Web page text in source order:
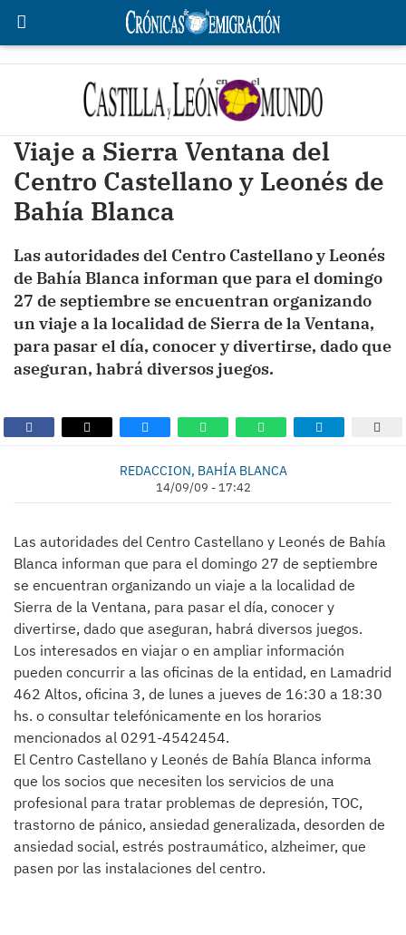
Viaje a Sierra Ventana del
Centro Castellano y Leonés de
Bahía Blanca
Las autoridades del Centro Castellano y Leonés
de Bahía Blanca informan que para el domingo
27 de septiembre se encuentran organizando
un viaje a la localidad de Sierra de la Ventana,
para pasar el día, conocer y divertirse, dado que
aseguran, habrá diversos juegos.
REDACCION, BAHÍA BLANCA
14/09/09 - 17:42
Las autoridades del Centro Castellano y Leonés de Bahía
Blanca informan que para el domingo 27 de septiembre
se encuentran organizando un viaje a la localidad de
Sierra de la Ventana, para pasar el día, conocer y
divertirse, dado que aseguran, habrá diversos juegos.
Los interesados en viajar o en ampliar información
pueden concurrir a las oficinas de la entidad, en Lamadrid
462 Altos, oficina 3, de lunes a jueves de 16:30 a 18:30
hs. o consultar telefónicamente en los horarios
mencionados al 0291-4542454.
El Centro Castellano y Leonés de Bahía Blanca informa
que los socios que necesiten los servicios de una
profesional para tratar problemas de depresión, TOC,
trastorno de pánico, ansiedad generalizada, desorden de
ansiedad social, estrés postraumático, alzheimer, que
pasen por las instalaciones del centro.